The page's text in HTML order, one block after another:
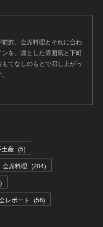
前鮓、会席料理とそれに合わ
を、凛とした雰囲気と下町
てなしのもとで召し上がっ
土産 (5)
会席料理 (204)
)
レポート (56)